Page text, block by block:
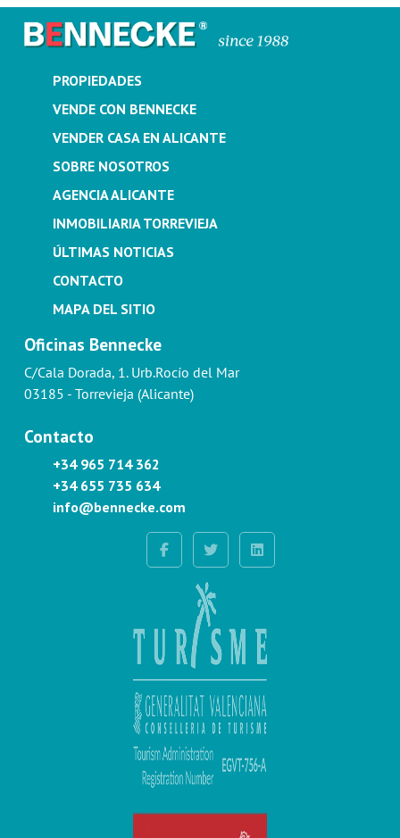
PROPIEDADES
VENDE CON BENNECKE
VENDER CASA EN ALICANTE
SOBRE NOSOTROS
AGENCIA ALICANTE
INMOBILIARIA TORREVIEJA
ÚLTIMAS NOTICIAS
CONTACTO
MAPA DEL SITIO
Oficinas Bennecke
C/Cala Dorada, 1. Urb.Rocío del Mar
03185 - Torrevieja (Alicante)
Contacto
+34 965 714 362
+34 655 735 634
info@bennecke.com